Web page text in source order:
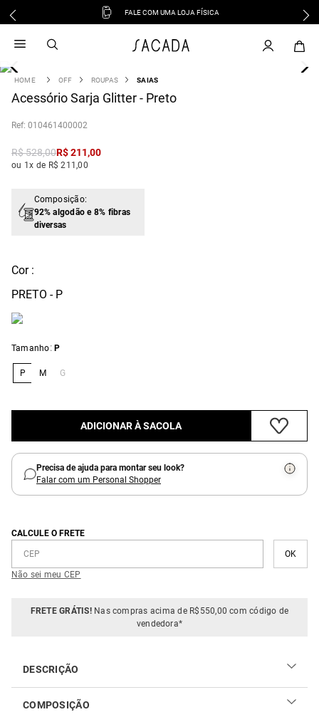
FALE COM UMA LOJA FÍSICA
OFF ROUPAS SAIAS
Acessório Sarja Glitter - Preto
: 010461400002
R$528,00R$211,00
ou 1x de R$ 211,00
Composição:
92% algodão e 8% fibras
diversas
Cor :
PRETO - P
Tamanho: P
P M G
ADICIONAR À SACOLA
Precisa de ajuda para montar seu look?
Falar com um Personal Shopper
CALCULE O FRETE
Não sei meu CEP
FRETE GRÁTIS!Nas compras acima de R$550,00 com código de
vendedora*
DESCRIÇÃO
COMPOSIÇÃO
vestido
3 º blusa
º tricot
º macacão
jeans
º vestido curto